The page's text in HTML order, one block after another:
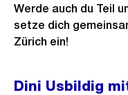
Werde auch du Teil
setze dich
Zürich ein!
Dini Usbildig